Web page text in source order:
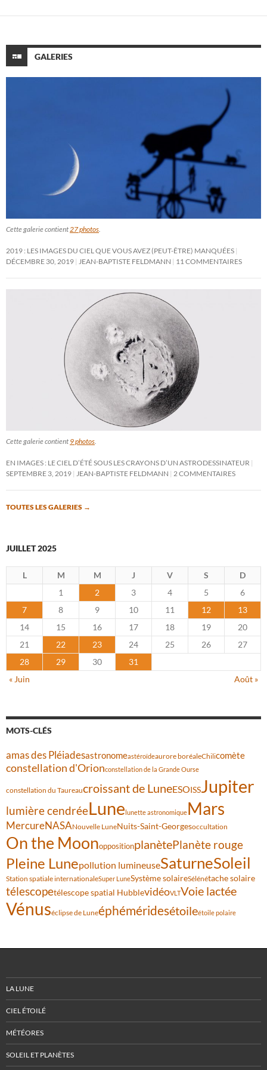
GALERIES
Cette galerie contient 27 photos
2019 : LES IMAGES DU CIEL QUE VOUS AVEZ (PEUT-ÊTRE) MANQUÉES
DÉCEMBRE 30, 2019
JEAN-BAPTISTE FELDMANN 11 COMMENTAIRES
Cette galerie contient 9 photos
EN IMAGES : LE CIEL D’ÉTÉ SOUS LES CRAYONS D’UN ASTRODESSINATEUR
SEPTEMBRE 3, 2019
JEAN-BAPTISTE FELDMANN 2 COMMENTAIRES
TOUTES LES GALERIES →
JUILLET 2025
L M M J V S
D
1
2 3 4 5
6
7
8 9 10 11 12
13
14
15 16 17 18 19
20
21
22 23 24 25 26
27
28
29 30
31
« Juin
Août »
MOTS-CLÉS
amas des Pléiadesastronomeastéroïdeaurore boréaleChilicomète
constellation d'Orionconstellation de la Grande Ourse
constellation du Taureaucroissant de LuneESOISSJupiter
lumière cendréeLunelunette astronomiqueMars
MercureNASANouvelle LuneNuits-Saint-Georgesoccultation
On the MoonoppositionplanètePlanète rouge
Pleine Lunepollution lumineuseSaturneSoleil
Station spatiale internationaleSuper LuneSystème solaireSélénétache solaire
télescopetélescope spatial HubblevidéoVLTVoie lactée
Vénuséclipse de Luneéphéméridesétoileétoile polaire
LA LUNE
CIEL ÉTOILÉ
MÉTÉORES
SOLEIL ET PLANÈTES